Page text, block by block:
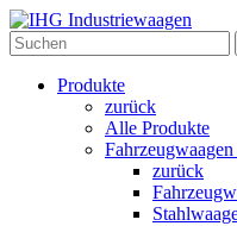
Produkte
zurück
Alle Produkte
zurück